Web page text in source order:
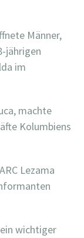
Männer,
jährigen
im
machte
Kolumbiens
Lezama
wichtiger